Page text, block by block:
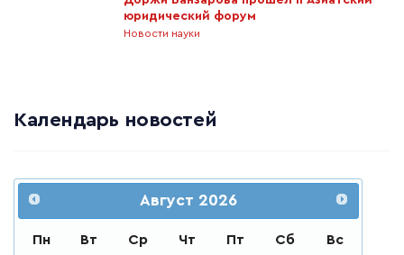
юридический форум
Новости науки
Календарь новостей
Август 2026
Пн Вт Ср Чт Пт Сб Вс